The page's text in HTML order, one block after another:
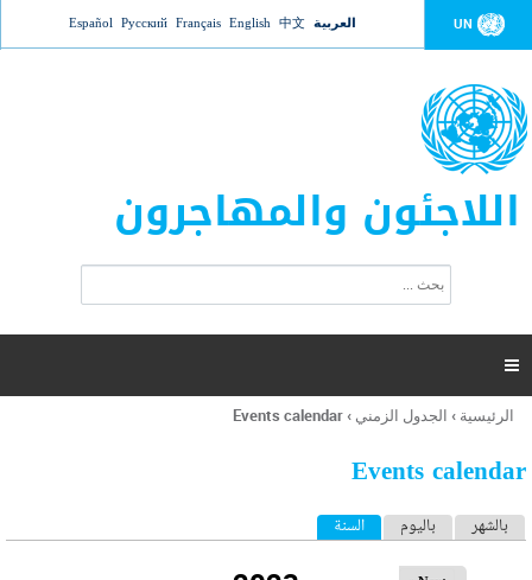
Jump to navigation UN العربية 中文
English
Français
Русский
Español
اللاجئون والمهاجرون
ت
ر
ل
ح
ب

أنت
هنا
الرئيسية › الجدول الزمني ›
Events calendar
Events calendar
ا بالشهر باليوم السنة (علامة التبويب النشطة)